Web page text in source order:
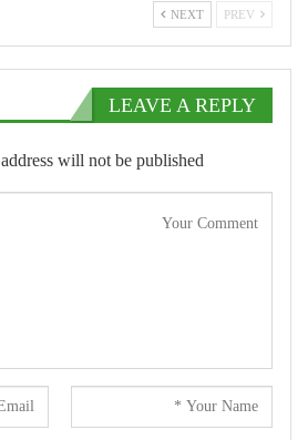
NEXT
LEAVE A REPLY
will not be published.